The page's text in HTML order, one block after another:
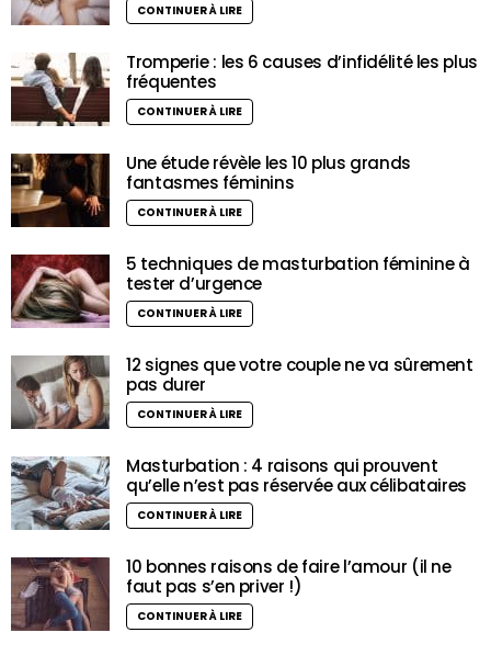
CONTINUER À LIRE
Tromperie : les 6 causes d’infidélité les plus
fréquentes
CONTINUER À LIRE
Une étude révèle les 10 plus grands
fantasmes féminins
CONTINUER À LIRE
5 techniques de masturbation féminine à
tester d’urgence
CONTINUER À LIRE
12 signes que votre couple ne va sûrement
pas durer
CONTINUER À LIRE
Masturbation : 4 raisons qui prouvent
qu’elle n’est pas réservée aux célibataires
CONTINUER À LIRE
10 bonnes raisons de faire l’amour (il ne
faut pas s’en priver !)
CONTINUER À LIRE